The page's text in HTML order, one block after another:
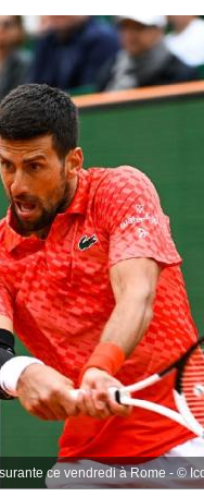
ce vendredi à Rome - ©